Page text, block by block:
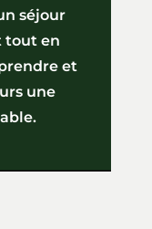
séjour
tout en
et
une